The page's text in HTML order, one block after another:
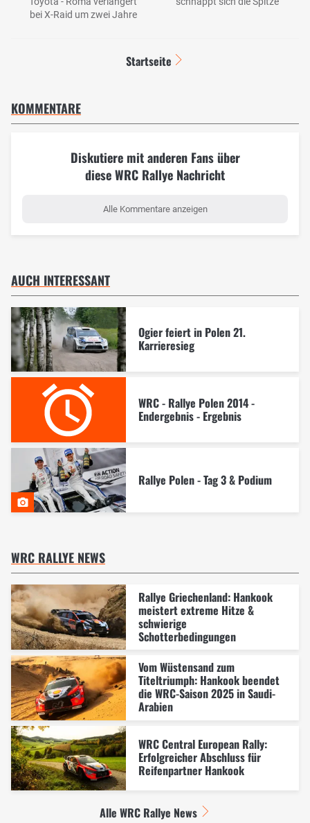
bei X-Raid um zwei Jahre
Startseite
KOMMENTARE
Diskutiere mit anderen Fans über
diese WRC Rallye Nachricht
Alle Kommentare anzeigen
AUCH INTERESSANT
Ogier feiert in Polen 21.
Karrieresieg
WRC - Rallye Polen 2014 -
Endergebnis - Ergebnis
Rallye Polen - Tag 3 & Podium
WRC RALLYE NEWS
Rallye Griechenland: Hankook
meistert extreme Hitze &
schwierige
Schotterbedingungen
Vom Wüstensand zum
Titeltriumph: Hankook beendet
die WRC-Saison 2025 in Saudi-
Arabien
WRC Central European Rally:
Erfolgreicher Abschluss für
Reifenpartner Hankook
Alle WRC Rallye News